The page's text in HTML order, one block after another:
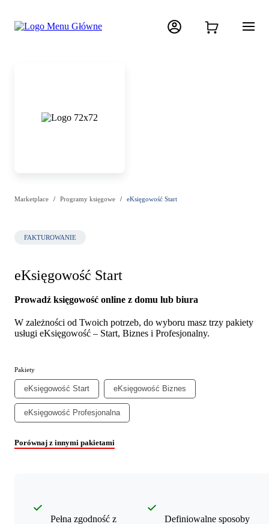
Marketplace Programy księgowe eKsięgowość Start
FAKTUROWANIE
eKsięgowość Start
Prowadź księgowość online z domu lub biura
W zależności od Twoich potrzeb, do wyboru masz trzy pakiety
usługi eKsięgowość – Start, Biznes i Profesjonalny.
Pakiety
eKsięgowość Start eKsięgowość Biznes
eKsięgowość Profesjonalna
Porównaj z innymi pakietami
Pełna zgodność z
Definiowalne sposoby